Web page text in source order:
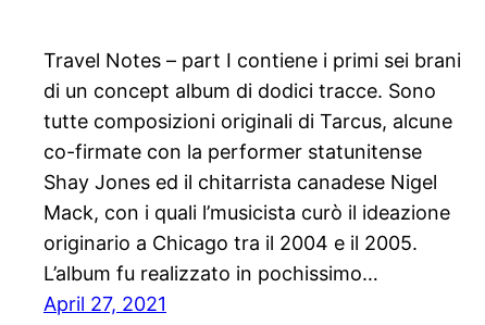
Travel Notes – part I contiene i primi sei brani
di un concept album di dodici tracce. Sono
tutte composizioni originali di Tarcus, alcune
co-firmate con la performer statunitense
Shay Jones ed il chitarrista canadese Nigel
Mack, con i quali l’musicista curò il ideazione
originario a Chicago tra il 2004 e il 2005.
L’album fu realizzato in pochissimo…
April 27, 2021